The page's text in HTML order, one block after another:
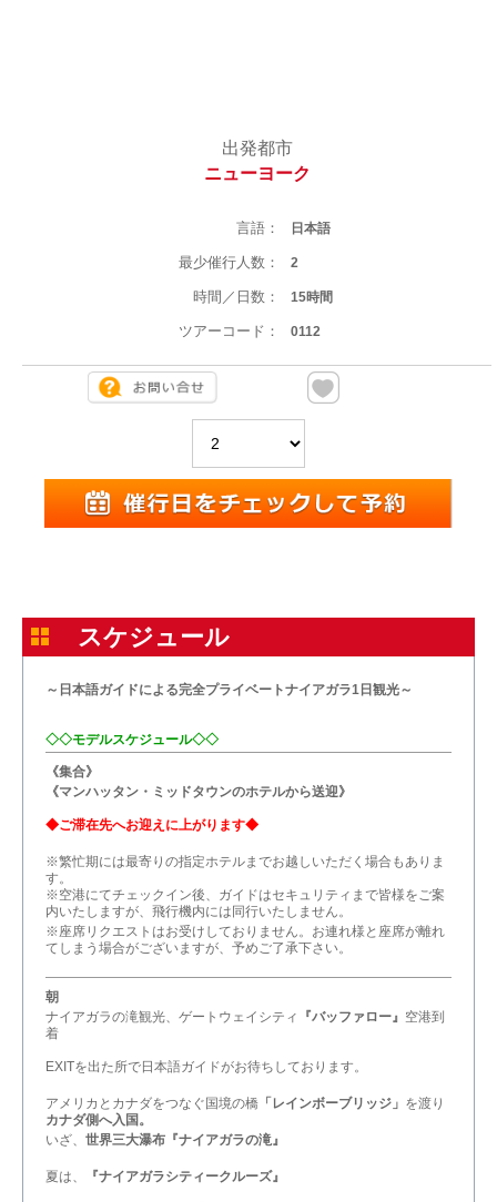
出発都市
ニューヨーク
言語： 日本語
最少催行人数： 2
時間／日数： 15時間
ツアーコード： 0112
スケジュール
～日本語ガイドによる完全プライベートナイアガラ1日観光～
◇◇モデルスケジュール◇◇
《集合》
《マンハッタン・ミッドタウンのホテルから送迎》
◆ご滞在先へお迎えに上がります◆
※繁忙期には最寄りの指定ホテルまでお越しいただく場合もありま
す。
※空港にてチェックイン後、ガイドはセキュリティまで皆様をご案
内いたしますが、飛行機内には同行いたしません。
※座席リクエストはお受けしておりません。お連れ様と座席が離れ
てしまう場合がございますが、予めご了承下さい。
朝
ナイアガラの滝観光、ゲートウェイシティ
『バッファロー』 空港到
着
EXITを出た所で日本語ガイドがお待ちしております。
アメリカとカナダをつなぐ国境の橋 「レインボーブリッジ」 を渡り
カナダ側へ入国。
いざ、 世界三大瀑布『ナイアガラの滝』
夏は、 『ナイアガラシティークルーズ』